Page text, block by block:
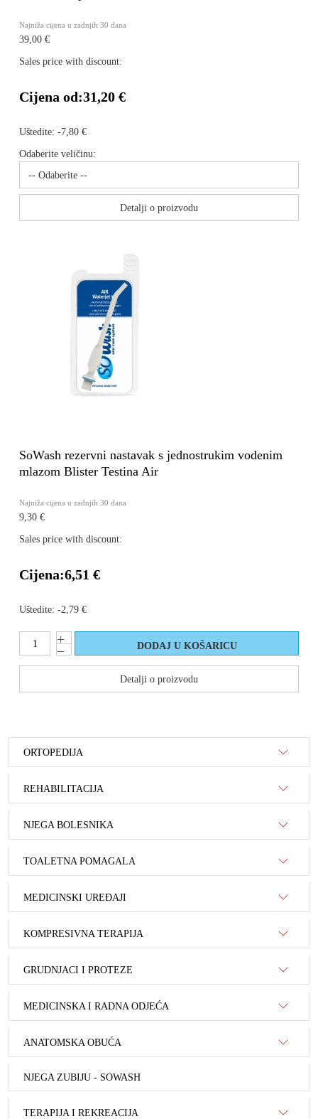
Najniža cijena u zadnjih 30 dana
39,00 €
Sales price with discount:
Cijena od:31,20 €
Uštedite: -7,80 €
Odaberite veličinu:
Detalji o proizvodu
SoWash rezervni nastavak s jednostrukim vodenim
mlazom Blister Testina Air
Najniža cijena u zadnjih 30 dana
9,30 €
Sales price with discount:
Cijena:6,51 €
Uštedite: -2,79 €
Detalji o proizvodu
ORTOPEDIJA
REHABILITACIJA
NJEGA BOLESNIKA
TOALETNA POMAGALA
MEDICINSKI UREĐAJI
KOMPRESIVNA TERAPIJA
GRUDNJACI I PROTEZE
MEDICINSKA I RADNA ODJEĆA
ANATOMSKA OBUĆA
NJEGA ZUBIJU - SOWASH
TERAPIJA I REKREACIJA